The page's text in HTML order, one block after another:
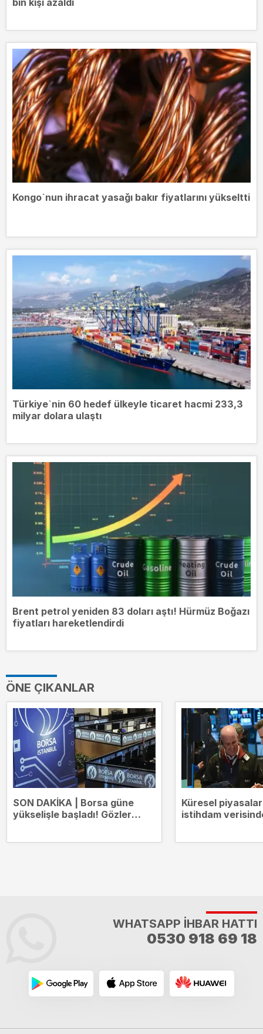
Kongo`nun ihracat yasağı bakır fiyatlarını yükseltti
Türkiye`nin 60 hedef ülkeyle ticaret hacmi 233,3
milyar dolara ulaştı
Brent petrol yeniden 83 doları aştı! Hürmüz Boğazı
fiyatları hareketlendirdi
ÖNE ÇIKANLAR
SON DAKİKA | Borsa güne
yükselişle başladı! Gözler
Küresel
istihdam
WHATSAPP İHBAR HATTI
0530 918 69 18